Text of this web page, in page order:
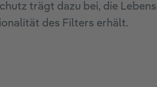
trägt dazu bei, die
des Filters erhält.